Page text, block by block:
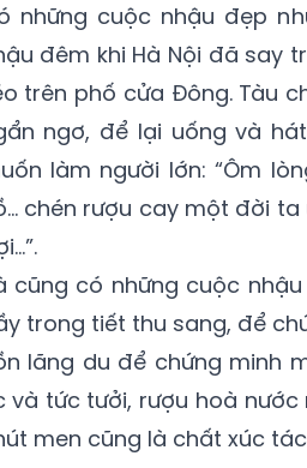
những cuộc nhậu đẹp
đêm khi Hà Nội đã say
trên phố cửa Đông. Tàu
ngơ, để lại uống và
làm người lớn: “Ôm
chén rượu cay một đời
cũng có những cuộc
trong tiết thu sang, để
lãng du để chứng minh
và tức tưởi, rượu hoà
men cũng là chất xúc